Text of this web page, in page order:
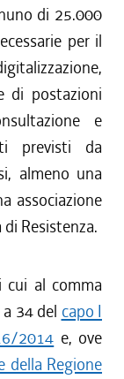
di 25.000
per il
di postazioni
e
previsti da
almeno una
associazione
Resistenza.
al comma
34 del capo I
2014 e, ove
della Regione